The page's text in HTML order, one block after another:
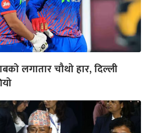
लगातार चौथो हार, दिल्ली